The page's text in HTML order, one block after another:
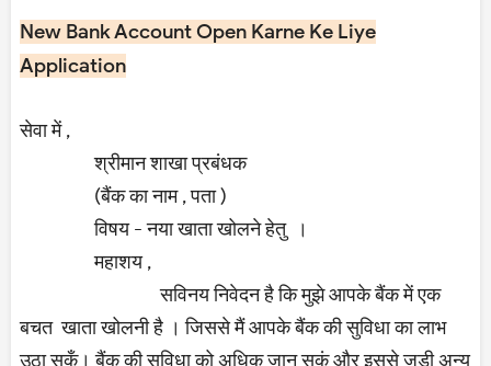
New Bank Account Open Karne Ke Liye
Application
सेवा में ,
श्रीमान शाखा प्रबंधक
(बैंक का नाम , पता )
विषय - नया खाता खोलने हेतु ।
महाशय ,
सविनय निवेदन है कि मुझे आपके बैंक में एक
बचत खाता खोलनी है । जिससे मैं आपके बैंक की सुविधा का लाभ
उठा सकूँ। बैंक की सुविधा को अधिक जान सकूं और इससे जुडी अन्य